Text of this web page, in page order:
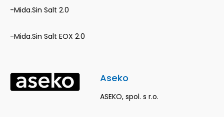
-Mida.Sin Salt 2.0
-Mida.Sin Salt EOX 2.0
Aseko
ASEKO, spol. s r.o.